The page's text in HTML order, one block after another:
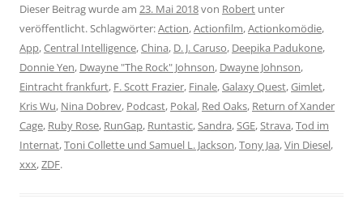
Dieser Beitrag wurde am 23. Mai 2018von Robert unter
veröffentlicht. Schlagwörter:Action,Actionfilm,Actionkomödie,
App,Central Intelligence,China, D. J. Caruso, Deepika Padukone,
Donnie Yen, Dwayne "The Rock" Johnson, Dwayne Johnson,
Eintracht frankfurt, F. Scott Frazier, Finale,Galaxy Quest,Gimlet,
Kris Wu, Nina Dobrev, Podcast, Pokal, Red Oaks, Return of Xander
Cage, Ruby Rose, RunGap, Runtastic,Sandra,SGE,Strava,Tod im
Internat,Toni Collette und Samuel L. Jackson,Tony Jaa,Vin Diesel,
xxx,ZDF.